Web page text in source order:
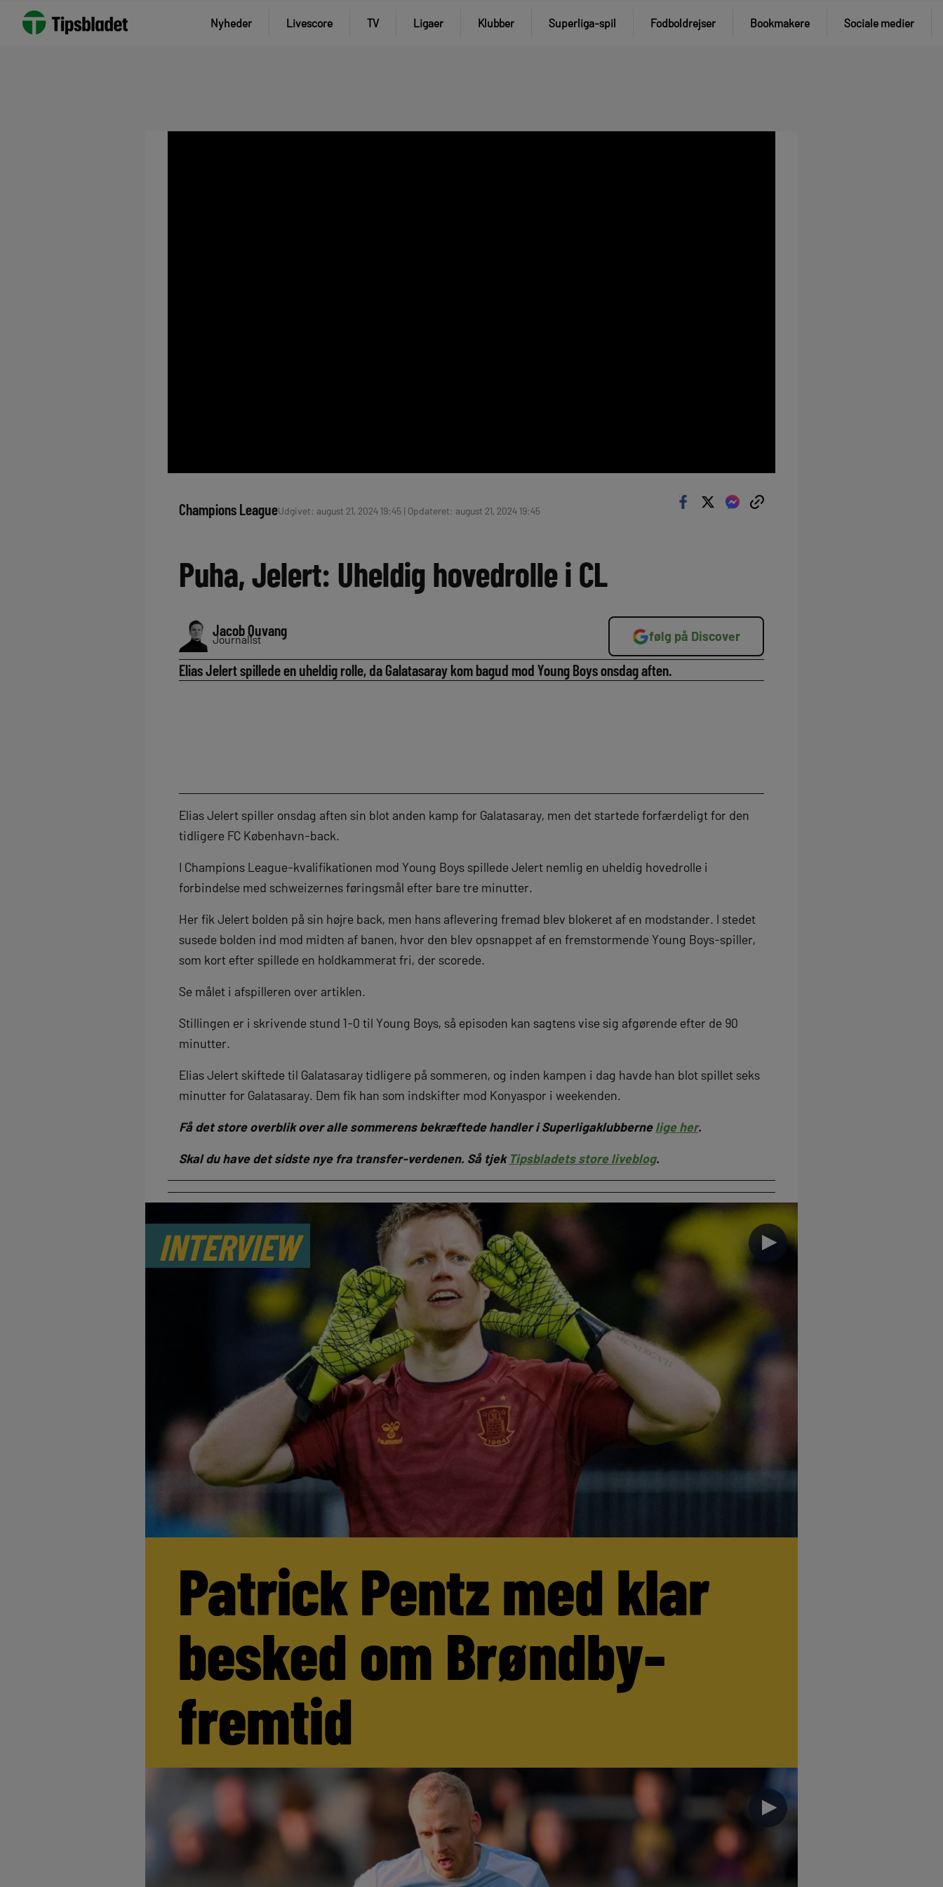
Nyheder Livescore TV Ligaer Klubber Superliga-spil Fodboldrejser Bookmakere Sociale medier
Champions LeagueUdgivet: august 21, 2024 19:45 | Opdateret: august 21, 2024 19:45
Puha, Jelert: Uheldig hovedrolle i CL
Jacob Quvang
Journalist følg på Discover
Elias Jelert spillede en uheldig rolle, da Galatasaray kom bagud mod Young Boys onsdag aften.
Elias Jelert spiller onsdag aften sin blot anden kamp for Galatasaray, men det startede forfærdeligt for den
tidligere FC København-back.
I Champions League-kvalifikationen mod Young Boys spillede Jelert nemlig en uheldig hovedrolle i
forbindelse med schweizernes føringsmål efter bare tre minutter.
Her fik Jelert bolden på sin højre back, men hans aflevering fremad blev blokeret af en modstander. I stedet
susede bolden ind mod midten af banen, hvor den blev opsnappet af en fremstormende Young Boys-spiller,
som kort efter spillede en holdkammerat fri, der scorede.
Se målet i afspilleren over artiklen.
Stillingen er i skrivende stund 1-0 til Young Boys, så episoden kan sagtens vise sig afgørende efter de 90
minutter.
Elias Jelert skiftede til Galatasaray tidligere på sommeren, og inden kampen i dag havde han blot spillet seks
minutter for Galatasaray. Dem fik han som indskifter mod Konyaspor i weekenden.
Få det store overblik over alle sommerens bekræftede handler i Superligaklubbernelige her.
Skal du have det sidste nye fra transfer-verdenen. Så tjek Tipsbladets store liveblog.
INTERVIEW ►
Patrick Pentz med klar
besked om Brøndby-
fremtid
►